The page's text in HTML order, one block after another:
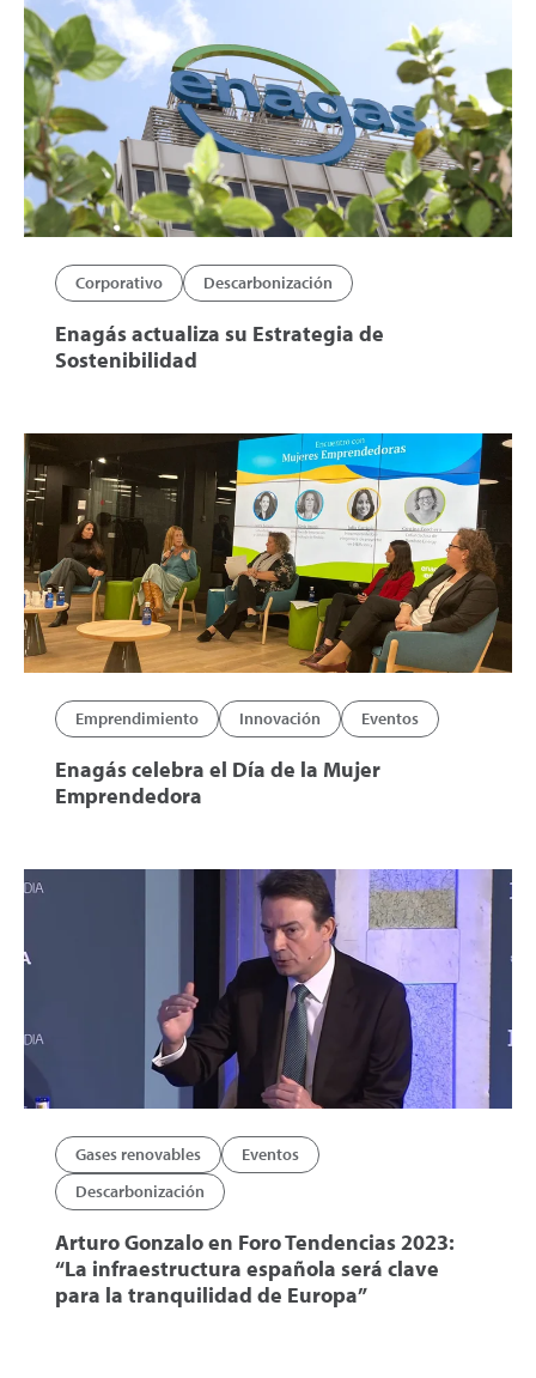
Corporativo Descarbonización
Enagás actualiza su Estrategia de
Sostenibilidad
Emprendimiento Innovación Eventos
Enagás celebra el Día de la Mujer
Emprendedora
Gases renovables
Eventos
Descarbonización
Arturo Gonzalo en Foro Tendencias 2023:
“La infraestructura española será clave
para la tranquilidad de Europa”